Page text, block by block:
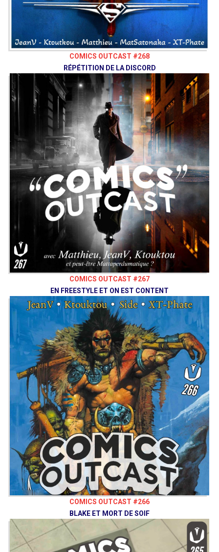
de notre collectif, le Vaisseau Hyper
patreon.com/vaisseauhypersensas
Découvrez également notre site
vaisseauhypersensas.fr
Ketrus
@K3trus
Grégo @Gregocentrique
Ben
@Nekkoto
Nivrae @Nivrae
@AdrienLarouzee
Bluesky
@Comicsoutcast
InstagramComics Outcast
Facebook
Bouyah Comics Club
comicsoutcast.com
Vaisseau Hyper Sensas © 2020
COMICS OUTCAST #268
RÉPÉTITION DE LA DISCORD
COMICS OUTCAST #267
EN FREESTYLE ET ON EST CONTENT
COMICS OUTCAST #266
BLAKE ET MORT DE SOIF